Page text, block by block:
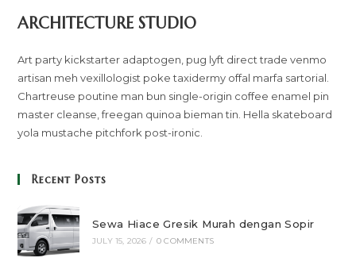
ARCHITECTURE STUDIO
Art party kickstarter adaptogen, pug lyft direct trade venmo
artisan meh vexillologist poke taxidermy offal marfa sartorial.
Chartreuse poutine man bun single-origin coffee enamel pin
master cleanse, freegan quinoa bieman tin. Hella skateboard
yola mustache pitchfork post-ironic.
Recent Posts
Sewa Hiace Gresik Murah dengan Sopir
JULY 15, 2026 / 0 COMMENTS